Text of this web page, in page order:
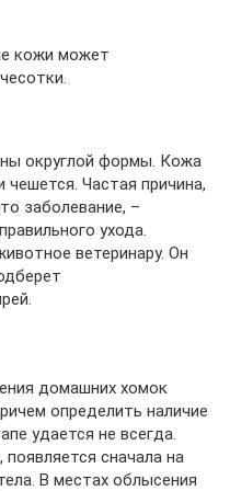
кожи может
округлой формы. Кожа
Частая причина,
заболевание, –
ухода.
ветеринару. Он
домашних хомок
определить наличие
удается не всегда.
сначала на
В местах облысения